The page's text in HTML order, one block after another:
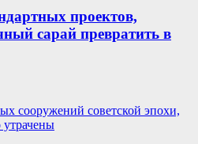
проектов,
сарай превратить в